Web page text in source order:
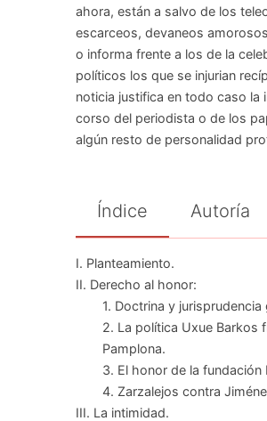
ahora, están a salvo de los
escarceos, devaneos
o informa frente a los de la
políticos los que se injurian
noticia justifica en todo caso la
corso del periodista o de los
algún resto de personalidad
Índice Autoría
I. Planteamiento.
II. Derecho al honor:
1. Doctrina y jurisprudencia
2. La política Uxue Barkos
Pamplona.
3. El honor de la
4. Zarzalejos contra
III. La intimidad.